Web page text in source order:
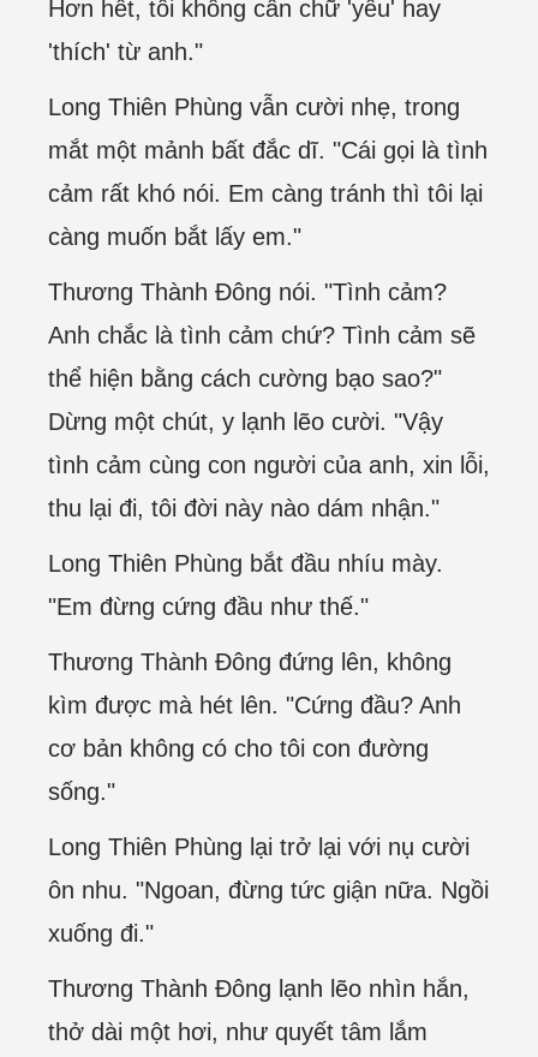
Hơn hết, tôi không cần chữ 'yêu' hay
'thích' từ anh."
Long Thiên Phùng vẫn cười nhẹ, trong
mắt một mảnh bất đắc dĩ. "Cái gọi là tình
cảm rất khó nói. Em càng tránh thì tôi lại
càng muốn bắt lấy em."
Thương Thành Đông nói. "Tình cảm?
Anh chắc là tình cảm chứ? Tình cảm sẽ
thể hiện bằng cách cường bạo sao?"
Dừng một chút, y lạnh lẽo cười. "Vậy
tình cảm cùng con người của anh, xin lỗi,
thu lại đi, tôi đời này nào dám nhận."
Long Thiên Phùng bắt đầu nhíu mày.
"Em đừng cứng đầu như thế."
Thương Thành Đông đứng lên, không
kìm được mà hét lên. "Cứng đầu? Anh
cơ bản không có cho tôi con đường
sống."
Long Thiên Phùng lại trở lại với nụ cười
ôn nhu. "Ngoan, đừng tức giận nữa. Ngồi
xuống đi."
Thương Thành Đông lạnh lẽo nhìn hắn,
thở dài một hơi, như quyết tâm lắm